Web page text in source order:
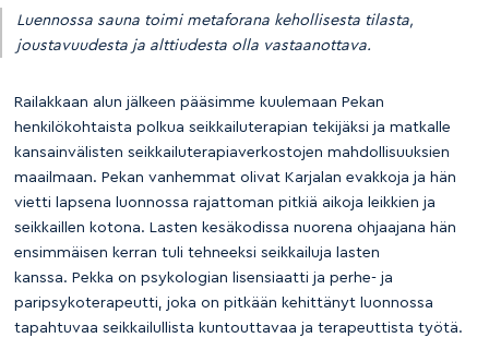
Luennossa sauna toimi metaforana kehollisesta tilasta,
joustavuudesta ja alttiudesta olla vastaanottava.
Railakkaan alun jälkeen pääsimme kuulemaan Pekan
henkilökohtaista polkua seikkailuterapian tekijäksi ja matkalle
kansainvälisten seikkailuterapiaverkostojen mahdollisuuksien
maailmaan. Pekan vanhemmat olivat Karjalan evakkoja ja hän
vietti lapsena luonnossa rajattoman pitkiä aikoja leikkien ja
seikkaillen kotona. Lasten kesäkodissa nuorena ohjaajana hän
ensimmäisen kerran tuli tehneeksi seikkailuja lasten
kanssa. Pekka on psykologian lisensiaatti ja perhe- ja
paripsykoterapeutti, joka on pitkään kehittänyt luonnossa
tapahtuvaa seikkailullista kuntouttavaa ja terapeuttista työtä.